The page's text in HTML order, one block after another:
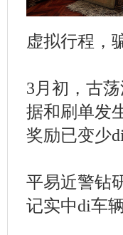
虚拟行程，
3月初，古
据和刷单发
奖励已变少
平易近警钻
记实中di车